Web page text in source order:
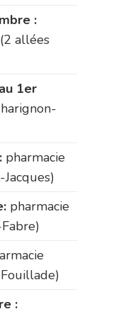
:
allées
1er
pharmacie
pharmacie
: